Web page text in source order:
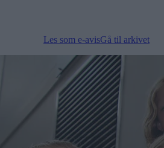
Les som e-avisGå til arkivet